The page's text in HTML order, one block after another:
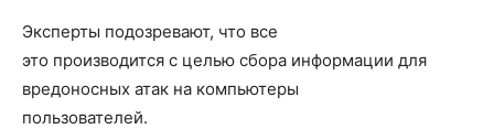
Эксперты подозревают, что все
это производится с целью сбора информации для
вредоносных атак на компьютеры
пользователей.